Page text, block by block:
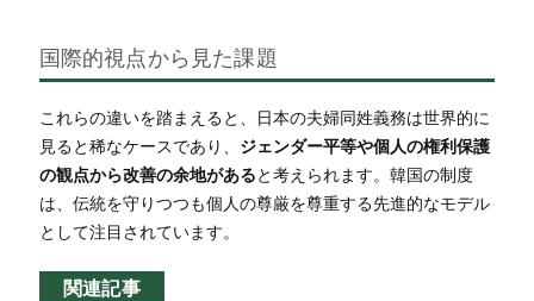
国際的視点から見た課題
これらの違いを踏まえると、日本の夫婦同姓義務は世界的に
見ると稀なケースであり、 ジェンダー平等や個人の権利保護
の観点から改善の余地があると考えられます。韓国の制度
は、伝統を守りつつも個人の尊厳を尊重する先進的なモデル
として注目されています。
関連記事